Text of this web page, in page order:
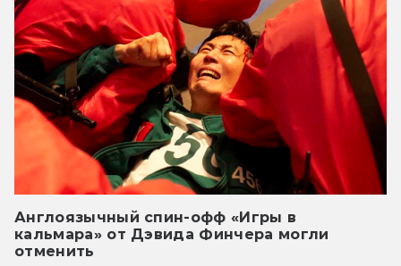
Англоязычный спин-офф «Игры в
кальмара» от Дэвида Финчера могли
отменить